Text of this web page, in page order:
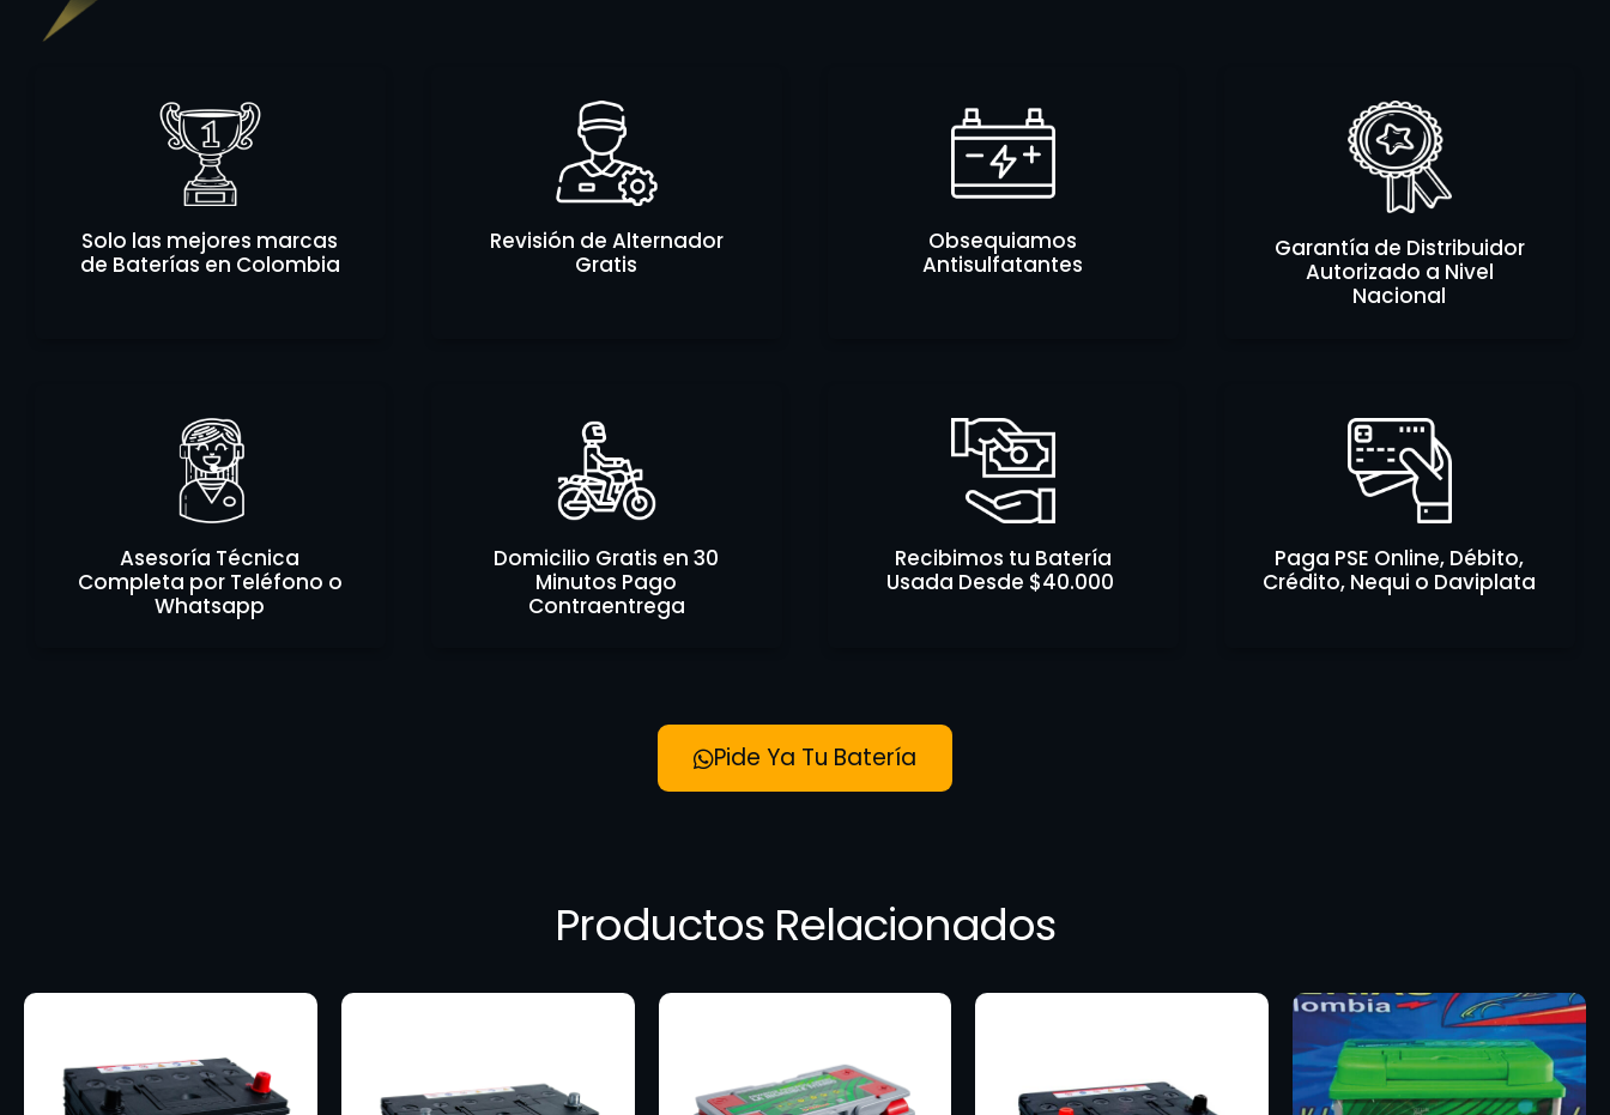
Solo las mejores marcas
de Baterías en Colombia
Revisión de Alternador
Gratis
Obsequiamos
Antisulfatantes
Garantía de Distribuidor
Autorizado a Nivel
Nacional
Asesoría Técnica
Completa por Teléfono o
Whatsapp
Domicilio Gratis en 30
Minutos Pago
Contraentrega
Recibimos tu Batería
Usada Desde $40.000
Paga PSE Online, Débito,
Crédito, Nequi o Daviplata
Pide Ya Tu Batería
Productos Relacionados